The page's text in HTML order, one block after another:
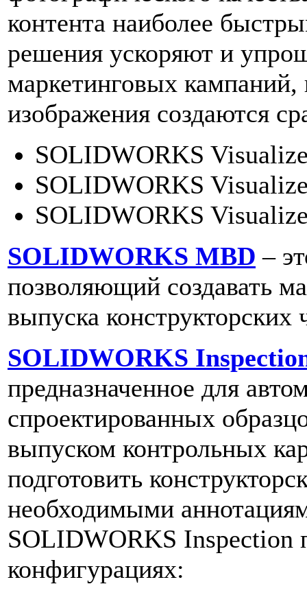
контента наиболее
решения ускоряют и
маркетинговых кампаний,
изображения создаются
SOLIDWORKS
SOLIDWORKS
SOLIDWORKS
SOLIDWORKS MBD –
позволяющий создавать
выпуска конструкторских
SOLIDWORKS
предназначенное для
спроектированных
выпуском контрольных
подготовить
необходимыми
SOLIDWORKS Inspection
конфигурациях: